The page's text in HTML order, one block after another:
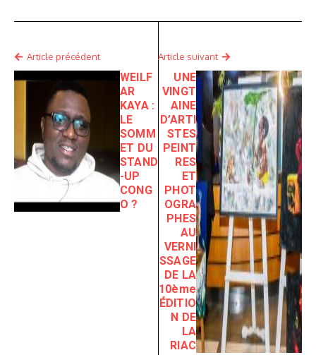
Article précédent
WEILF
AR
KAYA :
LE
SOMM
ET DU
STAND
-UP
CONG
O ?
Article suivant
UNE
VINGT
AINE
D’ARTI
STES
PEINT
RES
ET
PHOT
OGRA
PHES
AU
VERNI
SSAGE
DE LA
10ème
ÉDITIO
N DE
LA
RIAC